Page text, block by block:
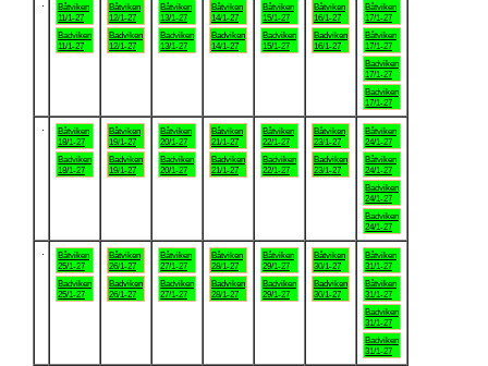
Båtviken
11/1-27
Badviken
11/1-27
Båtviken
12/1-27
Badviken
12/1-27
Båtviken
13/1-27
Badviken
13/1-27
Båtviken
14/1-27
Badviken
14/1-27
Båtviken
15/1-27
Badviken
15/1-27
Båtviken
16/1-27
Badviken
16/1-27
Båtviken
17/1-27
Båtviken
17/1-27
Badviken
17/1-27
Badviken
17/1-27
Båtviken
18/1-27
Badviken
18/1-27
Båtviken
19/1-27
Badviken
19/1-27
Båtviken
20/1-27
Badviken
20/1-27
Båtviken
21/1-27
Badviken
21/1-27
Båtviken
22/1-27
Badviken
22/1-27
Båtviken
23/1-27
Badviken
23/1-27
Båtviken
24/1-27
Båtviken
24/1-27
Badviken
24/1-27
Badviken
24/1-27
Båtviken
25/1-27
Badviken
25/1-27
Båtviken
26/1-27
Badviken
26/1-27
Båtviken
27/1-27
Badviken
27/1-27
Båtviken
28/1-27
Badviken
28/1-27
Båtviken
29/1-27
Badviken
29/1-27
Båtviken
30/1-27
Badviken
30/1-27
Båtviken
31/1-27
Båtviken
31/1-27
Badviken
31/1-27
Badviken
31/1-27